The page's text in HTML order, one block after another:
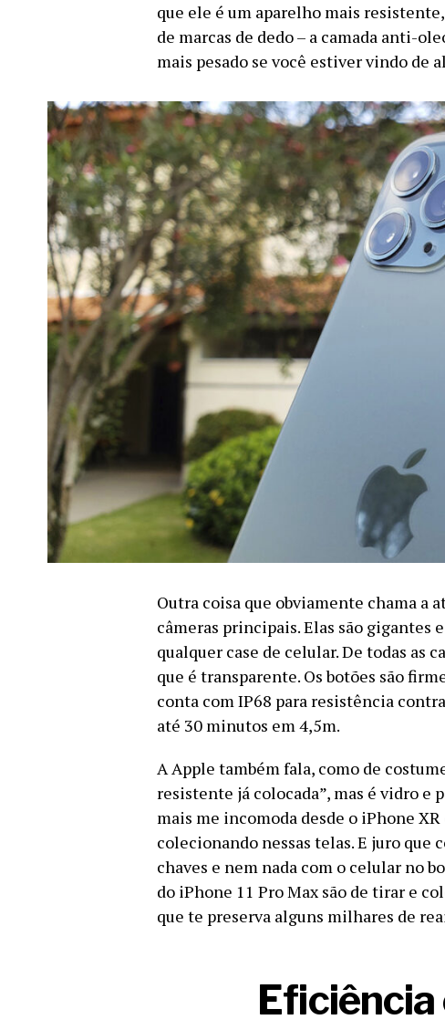
que ele é um aparelho mais
de marcas de dedo – a camada anti-
mais pesado se você estiver vindo de
Outra coisa que obviamente chama a
câmeras principais. Elas são gigantes
qualquer case de celular. De todas as
que é transparente. Os botões são
conta com IP68 para resistência
até 30 minutos em 4,5m.
A Apple também fala, como de
resistente já colocada”, mas é vidro e
mais me incomoda desde o iPhone
colecionando nessas telas. E juro que
chaves e nem nada com o celular no
do iPhone 11 Pro Max são de tirar e
que te preserva alguns milhares de
Eficiência